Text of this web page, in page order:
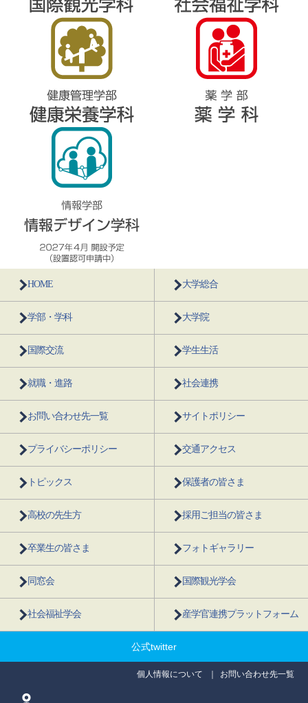
HOME 大学総合
学部・学科 大学院
国際交流 学生生活
就職・進路 社会連携
お問い合わせ先一覧 サイトポリシー
プライバシーポリシー 交通アクセス
トピックス 保護者の皆さま
高校の先生方 採用ご担当の皆さま
卒業生の皆さま フォトギャラリー
同窓会 国際観光学会
社会福祉学会 産学官連携プラットフォーム
公式twitter
個人情報について お問い合わせ先一覧